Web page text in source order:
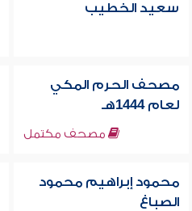
سعيد الخطيب
مصحف الحرم المكي
لعام 1444هـ
مصحف مكتمل
محمود إبراهيم محمود
الصباغ